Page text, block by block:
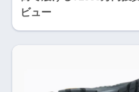
ビュー